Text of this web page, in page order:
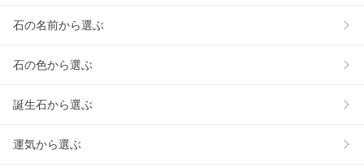
石の名前から選ぶ
石の色から選ぶ
誕生石から選ぶ
運気から選ぶ